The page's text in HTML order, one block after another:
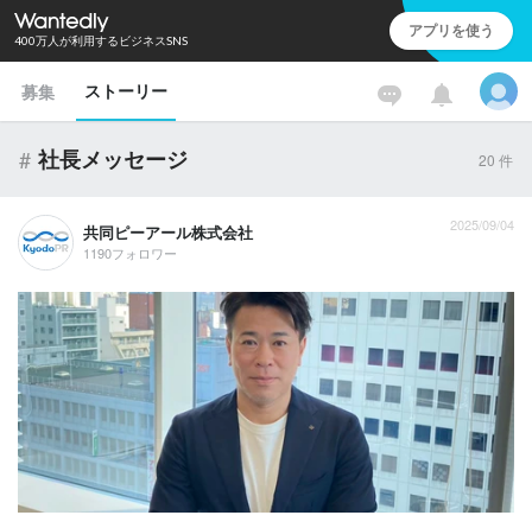
400万人が利用するビジネスSNS アプリを使う
募集 ストーリー
# 社長メッセージ 20 件
共同ピーアール株式会社
1190フォロワー
2025/09/04